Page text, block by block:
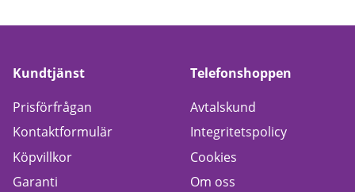
Kundtjänst
Prisförfrågan
Kontaktformulär
Köpvillkor
Garanti
Telefonshoppen
Avtalskund
Integritetspolicy
Cookies
Om oss